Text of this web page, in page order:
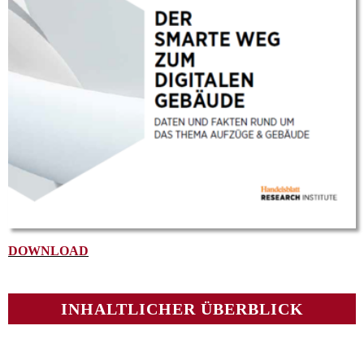
DOWNLOAD
INHALTLICHER ÜBERBLICK